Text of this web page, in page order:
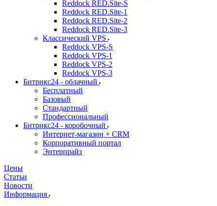
Reddock RED.Site-S
Reddock RED.Site-1
Reddock RED.Site-2
Reddock RED.Site-3
Классический VPS
Reddock VPS-S
Reddock VPS-1
Reddock VPS-2
Reddock VPS-3
Битрикс24 - облачный
Бесплатный
Базовый
Стандартный
Профессиональный
Битрикс24 - коробочный
Интернет-магазин + CRM
Корпоративный портал
Энтерпрайз
Цены
Статьи
Новости
Информация